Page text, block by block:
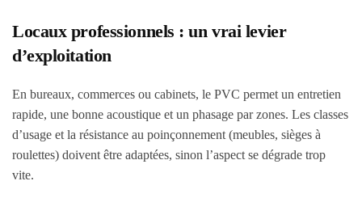
Locaux professionnels : un vrai levier
d’exploitation
En bureaux, commerces ou cabinets, le PVC permet un entretien
rapide, une bonne acoustique et un phasage par zones. Les classes
d’usage et la résistance au poinçonnement (meubles, sièges à
roulettes) doivent être adaptées, sinon l’aspect se dégrade trop
vite.